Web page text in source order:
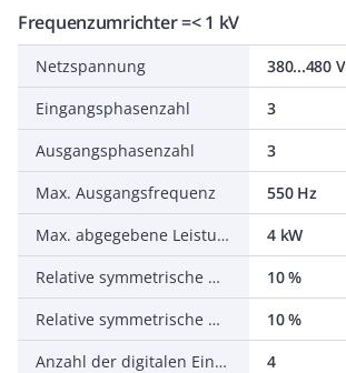
Frequenzumrichter =< 1 kV
Netzspannung
380...480 V
Eingangsphasenzahl
3
Ausgangsphasenzahl
3
Max. Ausgangsfrequenz
550 Hz
Max. abgegebene Leistung bei linearer Belastung bei Bemessungsausgangsspannung
4 kW
Relative symmetrische Netzfrequenztoleranz
10 %
Relative symmetrische Netzspannungstoleranz
10 %
Anzahl der digitalen Eingänge
4